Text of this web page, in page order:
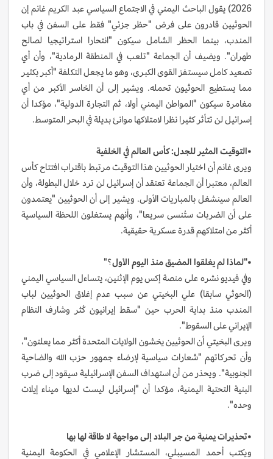
2026) يقول الباحث اليمني في الاجتماع السياسي عبد الكريم غانم إن
الحوثيين قادرون على فرض "حظر جزئي" فقط على السفن في باب
المندب، بينما الحظر الشامل سيكون "انتحارا استراتيجيا لصالح
طهران". ويضيف أن الجماعة "تلعب في المنطقة الرمادية"، وأن أي
تصعيد كامل سيستفز القوى الكبرى، وهو ما يجعل التكلفة "أكبر بكثير
مما يستطيع الحوثيون تحمله. ويشير إلى أن الخاسر الأكبر من أي
مغامرة سيكون "المواطن اليمني أولا، ثم التجارة الدولية"، مؤكدا أن
إسرائيل لن تتأثر كثيرا نظرا لامتلاكها موانئ بديلة في البحر المتوسط.
•التوقيت المثير للجدل: كأس العالم في الخلفية
ويرى غانم أن اختيار الحوثيين هذا التوقيت مرتبط باقتراب افتتاح كأس
العالم، معتبرا أن الجماعة تعتقد أن إسرائيل لن ترد خلال البطولة، وأن
العالم سينشغل بالمباريات الأولى. ويشير إلى أن الحوثيين "يعتمدون
على أن الضربات ستُنسى سريعا"، وأنهم يستغلون اللحظة السياسية
أكثر من امتلاكهم قدرة عسكرية حقيقية.
•"لماذا لم يغلقوا المضيق منذ اليوم الأول؟"
وفي فيديو نشره على منصة إكس يوم الإثنين، يتساءل السياسي اليمني
(الحوثي سابقا) علي البخيتي عن سبب عدم إغلاق الحوثيين لباب
المندب منذ بداية الحرب حين "سقط إيرانيون كُثر وشارف النظام
الإيراني على السقوط".
ويرى البخيتي أن الحوثيين يخشون الولايات المتحدة أكثر مما يعلنون"،
وأن تحركاتهم "شعارات سياسية لإرضاء جمهور حزب الله والضاحية
الجنوبية". ويحذر من أن استهداف السفن الإسرائيلية سيقود إلى ضرب
البنية التحتية اليمنية، مؤكدا أن "إسرائيل ليست لديها ميناء إيلات
وحده".
•تحذيرات يمنية من جر البلاد إلى مواجهة لا طاقة لها بها
ويكتب أحمد المسيبلي، المستشار الإعلامي في الحكومة اليمنية